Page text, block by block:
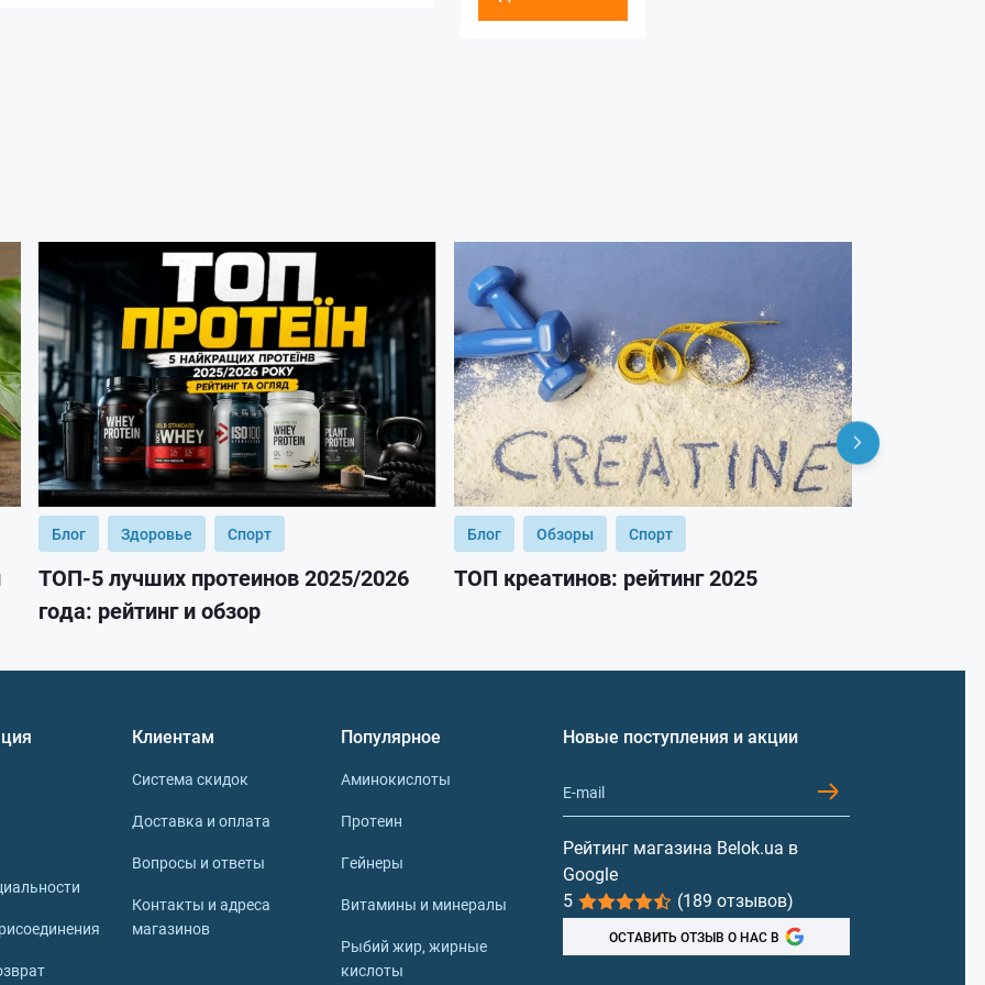
Блог Здоровье Спорт
ТОП-5 лучших протеинов 2025/2026
года: рейтинг и обзор
Блог Обзоры Спорт
ТОП креатинов: рейтинг 2025
Клиентам
Система скидок
Доставка и оплата
Вопросы и ответы
Контакты и адреса
магазинов
Популярное
Аминокислоты
Протеин
Гейнеры
Витамины и минералы
Рыбий жир, жирные
кислоты
Новые поступления и акции
Рейтинг магазина Belok.ua в
Google
5
(189 отзывов)
ОСТАВИТЬ ОТЗЫВ О НАС В